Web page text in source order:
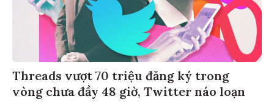
Threads vượt 70 triệu đăng ký trong
vòng chưa đầy 48 giờ, Twitter náo loạn